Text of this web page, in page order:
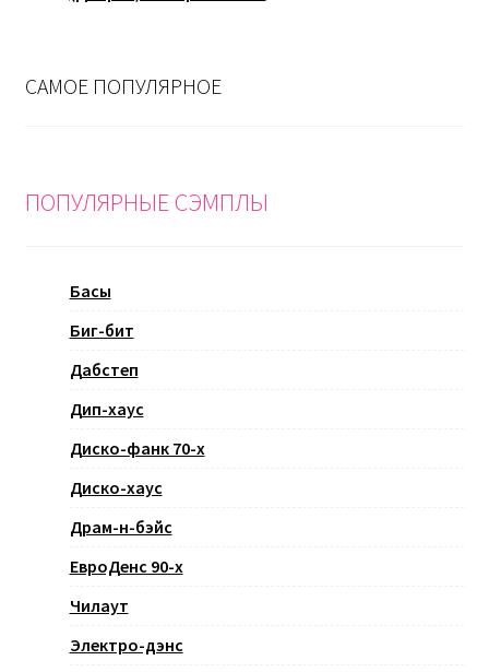
САМОЕ ПОПУЛЯРНОЕ
ПОПУЛЯРНЫЕ СЭМПЛЫ
Басы
Биг-бит
Дабстеп
Дип-хаус
Диско-фанк 70-х
Диско-хаус
Драм-н-бэйс
ЕвроДенс 90-х
Чилаут
Электро-дэнс